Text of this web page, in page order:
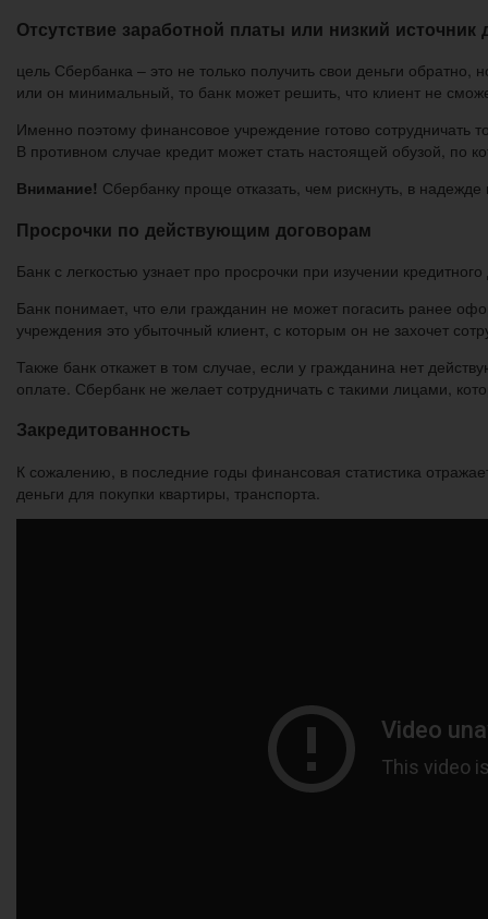
Отсутствие заработной платы или низкий источник
цель Сбербанка – это не только получить свои деньги
или он минимальный, то банк может решить, что клиент не
Именно поэтому финансовое учреждение готово сотрудничать
В противном случае кредит может стать настоящей обузой, по
Внимание! Сбербанку проще отказать, чем рискнуть, в надежде
Просрочки по действующим договорам
Банк с легкостью узнает про просрочки при изучении
Банк понимает, что ели гражданин не может погасить ранее
учреждения это убыточный клиент, с которым он не захочет
Также банк откажет в том случае, если у гражданина нет
оплате. Сбербанк не желает сотрудничать с такими лицами,
Закредитованность
К сожалению, в последние годы финансовая статистика
деньги для покупки квартиры, транспорта.